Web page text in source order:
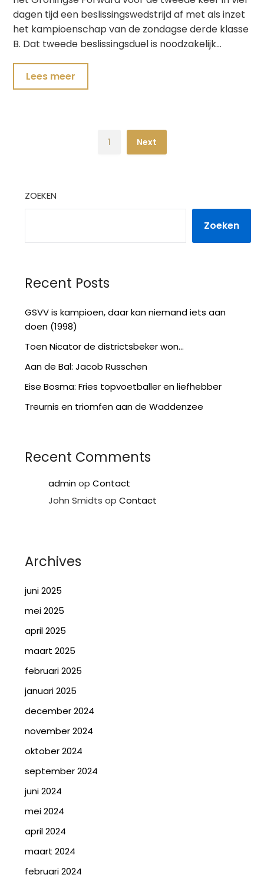
dagen tijd een beslissingswedstrijd af met als inzet
het kampioenschap van de zondagse derde klasse
B. Dat tweede beslissingsduel is noodzakelijk…
Lees meer
1 Next
ZOEKEN
Zoeken
Recent Posts
GSVV is kampioen, daar kan niemand iets aan
doen (1998)
Toen Nicator de districtsbeker won…
Aan de Bal: Jacob Russchen
Eise Bosma: Fries topvoetballer en liefhebber
Treurnis en triomfen aan de Waddenzee
Recent Comments
adminopContact
John Smidts opContact
Archives
juni 2025
mei 2025
april 2025
maart 2025
februari 2025
januari 2025
december 2024
november 2024
oktober 2024
september 2024
juni 2024
mei 2024
april 2024
maart 2024
februari 2024